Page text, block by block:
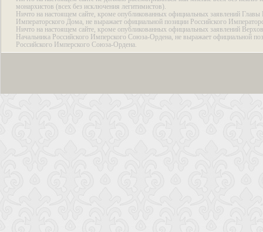
монархистов (всех без исключения легитимистов).
Ничто на настоящем сайте, кроме опубликованных официальных заявлений Главы
Императорского Дома, не выражает официальной позиции Российского
Ничто на настоящем сайте, кроме опубликованных официальных заявлений
Начальника Российского Имперского Союза-Ордена, не выражает официальной
Российского Имперского Союза-Ордена.